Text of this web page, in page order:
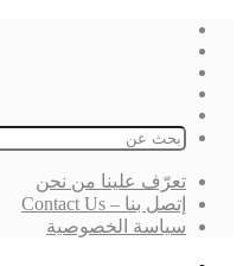
تعرّف علينا من نحن
إتصل بنا – Contact Us
سياسة الخصوصية